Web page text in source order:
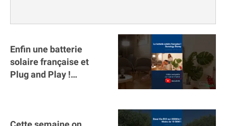
Enfin une batterie
solaire française et
Plug and Play !